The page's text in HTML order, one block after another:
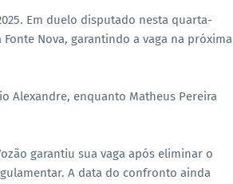
Em duelo disputado nesta quarta-
Nova, garantindo a vaga na próxima
Alexandre, enquanto Matheus Pereira
garantiu sua vaga após eliminar o
A data do confronto ainda